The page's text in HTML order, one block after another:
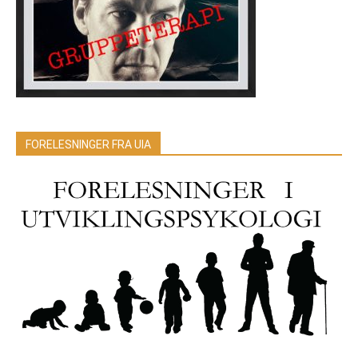
FORELESNINGER FRA UIA